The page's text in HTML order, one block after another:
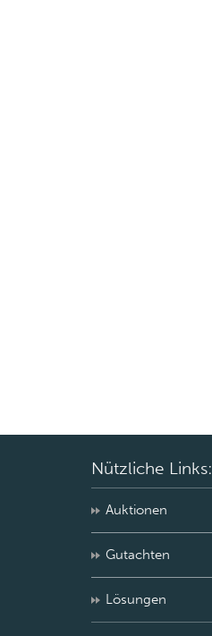
Nützliche Links:
Auktionen
Gutachten
Lösungen